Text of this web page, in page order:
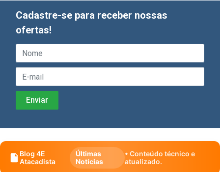
Cadastre-se para receber nossas
ofertas!
Blog 4E
Atacadista
Últimas
Notícias
• Conteúdo técnico e
atualizado.